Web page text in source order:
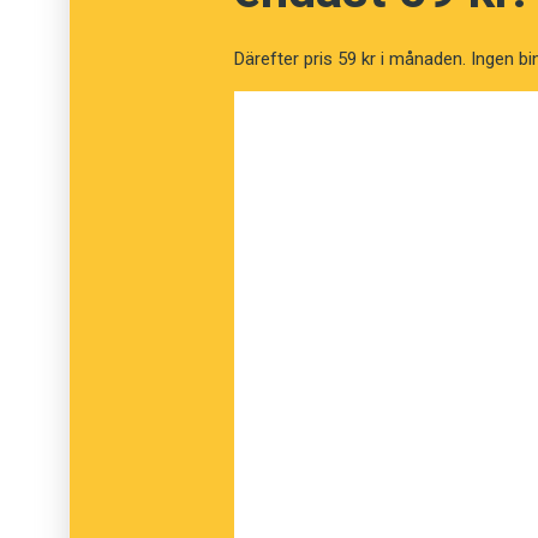
budskapet och avväpnar samtidigt
Därefter pris 59 kr i månaden. Ingen